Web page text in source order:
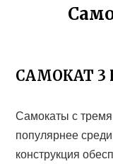
САМОКАТ 3
Самокаты с
популярнее
конструкция